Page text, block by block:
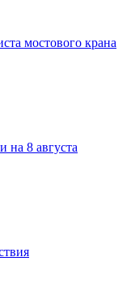
мостового крана
на 8 августа